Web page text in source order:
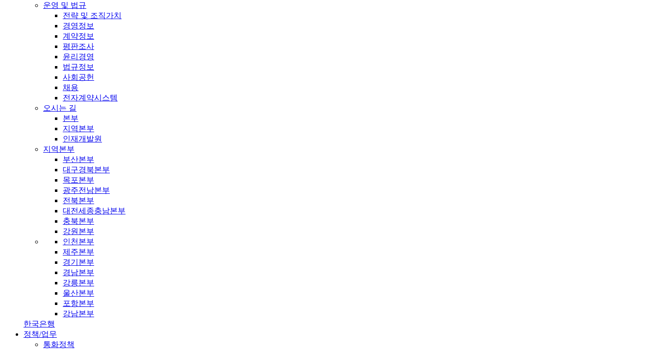
운영 및 법규
전략 및 조직가치
경영정보
계약정보
평판조사
윤리경영
법규정보
사회공헌
채용
전자계약시스템
오시는 길
본부
지역본부
인재개발원
지역본부
부산본부
대구경북본부
목포본부
광주전남본부
전북본부
대전세종충남본부
충북본부
강원본부
인천본부
제주본부
경기본부
경남본부
강릉본부
울산본부
포항본부
강남본부
한국은행
정책/업무
통화정책